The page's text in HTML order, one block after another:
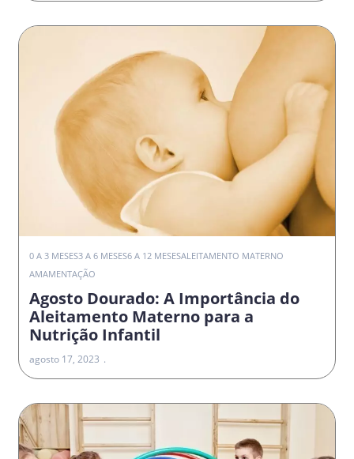
0 A 3 MESES3 A 6 MESES6 A 12 MESESALEITAMENTO MATERNO
AMAMENTAÇÃO
Agosto Dourado: A Importância do
Aleitamento Materno para a
Nutrição Infantil
agosto 17, 2023